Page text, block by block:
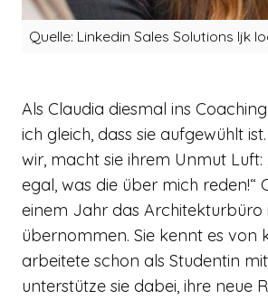
Quelle: Linkedin Sales Solutions Ijk
Als Claudia diesmal ins
ich gleich, dass sie aufgewühlt
wir, macht sie ihrem Unmut Luft:
egal, was die über mich reden!“
einem Jahr das Architekturbüro
übernommen. Sie kennt es von
arbeitete schon als Studentin
unterstütze sie dabei, ihre neue